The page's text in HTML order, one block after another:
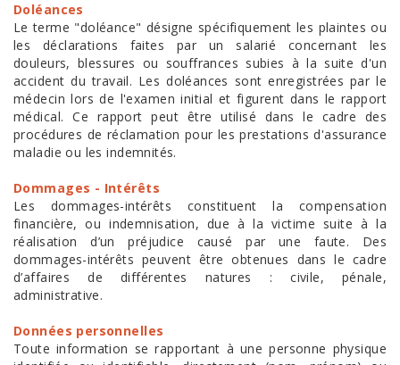
Doléances
Le terme "doléance" désigne spécifiquement les plaintes ou
les déclarations faites par un salarié concernant les
douleurs, blessures ou souffrances subies à la suite d'un
accident du travail. Les doléances sont enregistrées par le
médecin lors de l'examen initial et figurent dans le rapport
médical. Ce rapport peut être utilisé dans le cadre des
procédures de réclamation pour les prestations d'assurance
maladie ou les indemnités.
Dommages - Intérêts
Les dommages-intérêts constituent la compensation
financière, ou indemnisation, due à la victime suite à la
réalisation d’un préjudice causé par une faute. Des
dommages-intérêts peuvent être obtenues dans le cadre
d’affaires de différentes natures : civile, pénale,
administrative.
Données personnelles
Toute information se rapportant à une personne physique